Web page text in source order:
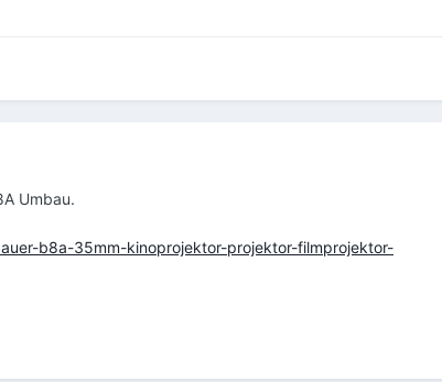
Umbau.
b8a-35mm-kinoprojektor-projektor-filmprojektor-